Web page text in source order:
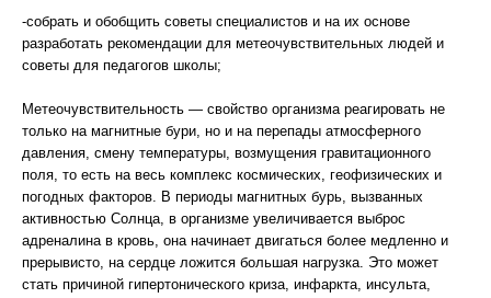
-собрать и обобщить советы специалистов и на их основе
разработать рекомендации для метеочувствительных людей и
советы для педагогов школы;
Метеочувствительность — свойство организма реагировать не
только на магнитные бури, но и на перепады атмосферного
давления, смену температуры, возмущения гравитационного
поля, то есть на весь комплекс космических, геофизических и
погодных факторов. В периоды магнитных бурь, вызванных
активностью Солнца, в организме увеличивается выброс
адреналина в кровь, она начинает двигаться более медленно и
прерывисто, на сердце ложится большая нагрузка. Это может
стать причиной гипертонического криза, инфаркта, инсульта,